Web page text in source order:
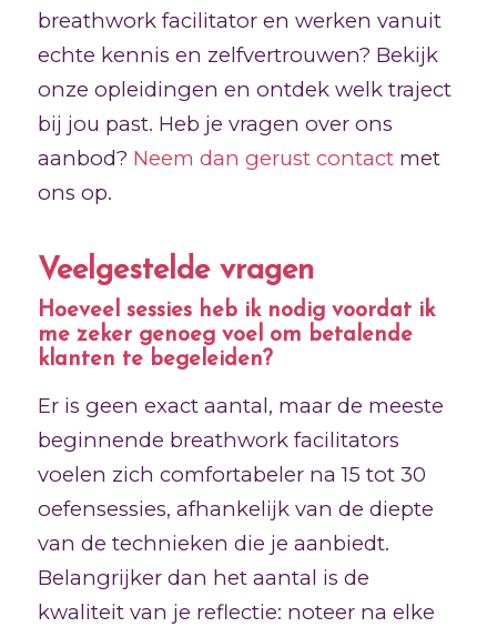
breathwork facilitator en werken vanuit
echte kennis en zelfvertrouwen? Bekijk
onze opleidingen en ontdek welk traject
bij jou past. Heb je vragen over ons
aanbod? Neem dan gerust contactmet
ons op.
Veelgestelde vragen
Hoeveel sessies heb ik nodig voordat ik
me zeker genoeg voel om betalende
klanten te begeleiden?
Er is geen exact aantal, maar de meeste
beginnende breathwork facilitators
voelen zich comfortabeler na 15 tot 30
oefensessies, afhankelijk van de diepte
van de technieken die je aanbiedt.
Belangrijker dan het aantal is de
kwaliteit van je reflectie: noteer na elke